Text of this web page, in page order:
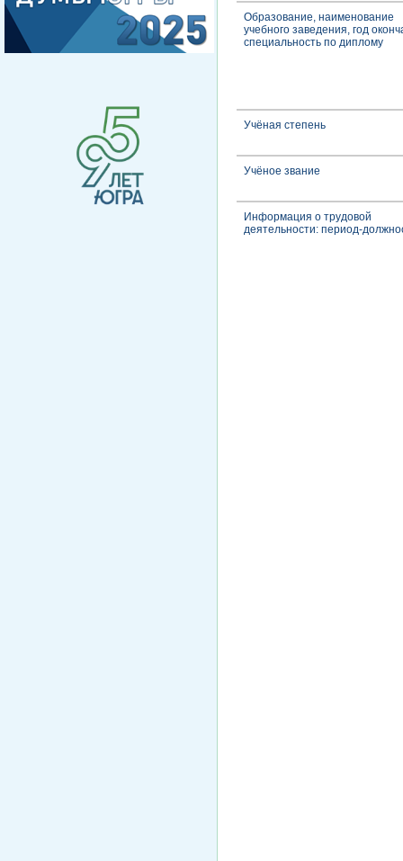
Образование, наименование
учебного заведения, год
специальность по диплому
Учёная степень
Учёное звание
Информация о трудовой
деятельности: период-